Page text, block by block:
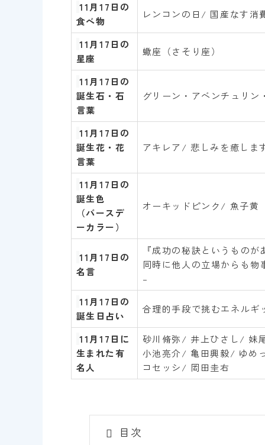
11月17 日 の
食べ物
レンコンの日/ 国産なす
11月17 日 の
星座
蠍座（さそり座）
11月17 日 の
誕生石・石
言葉
グリーン・アベンチュリ
11月17 日 の
誕生花・花
言葉
アキレア/ 悲しみを癒しま
11月17日 の
誕生色
（バースデ
ーカラー）
オーキッドピンク/ 魚子黄
11月17 日 の
名言
『成功の秘訣というもの
同時に他人の立場からも
–
11月17日 の
誕生日占い
合理的手段で挑むエネル
11月17 日 に
生まれた有
名人
砂川脩弥/ 井上ひさし/ 妹
小池亮介/ 亀田興毅/ ゆめ
コセッシ/ 岡田圭右
目次